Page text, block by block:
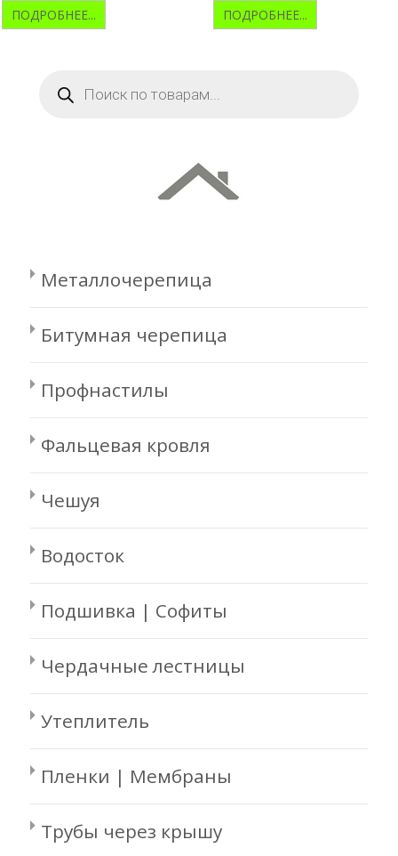
ПОДРОБНЕЕ... ПОДРОБНЕЕ...
товаров
Металлочерепица
Битумная черепица
Профнастилы
Фальцевая кровля
Чешуя
Водосток
Подшивка | Софиты
Чердачные лестницы
Утеплитель
Пленки | Мембраны
Трубы через крышу